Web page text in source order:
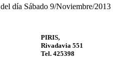
día Sábado 9/Noviembre/2013
PIRIS,
Rivadavia 551
Tel. 425398